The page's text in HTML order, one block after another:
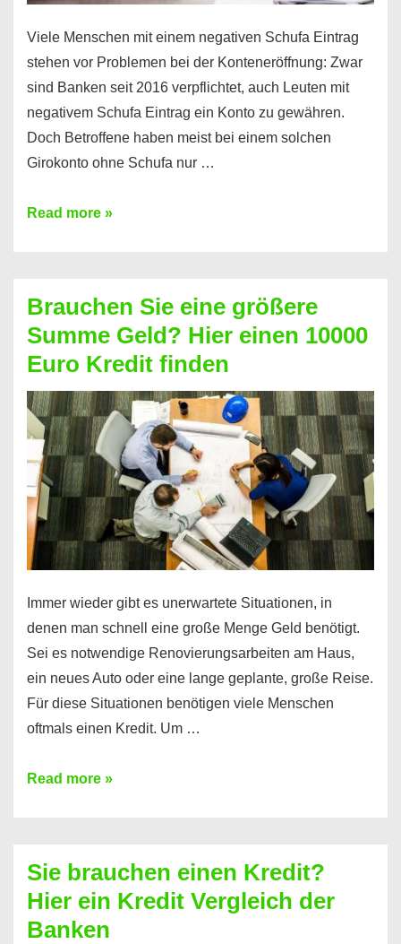
Viele Menschen mit einem negativen Schufa Eintrag
stehen vor Problemen bei der Konteneröffnung: Zwar
sind Banken seit 2016 verpflichtet, auch Leuten mit
negativem Schufa Eintrag ein Konto zu gewähren.
Doch Betroffene haben meist bei einem solchen
Girokonto ohne Schufa nur …
Günstiges
Geht
das
überhaupt?
Na
klar!
Read more »
Brauchen Sie eine größere
Summe Geld? Hier einen 10000
Euro Kredit finden
Immer wieder gibt es unerwartete Situationen, in
denen man schnell eine große Menge Geld benötigt.
Sei es notwendige Renovierungsarbeiten am Haus,
ein neues Auto oder eine lange geplante, große Reise.
Für diese Situationen benötigen viele Menschen
oftmals einen Kredit. Um …
Brauchen
Summe
Geld?
Hier
Read more »
Sie brauchen einen Kredit?
Hier ein Kredit Vergleich der
Banken